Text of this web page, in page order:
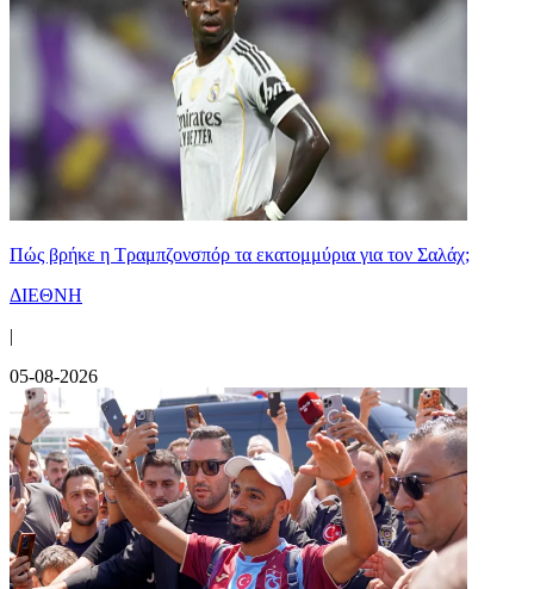
Πώς βρήκε η Τραμπζονσπόρ τα εκατομμύρια για τον Σαλάχ;
ΔΙΕΘΝΗ
|
05-08-2026